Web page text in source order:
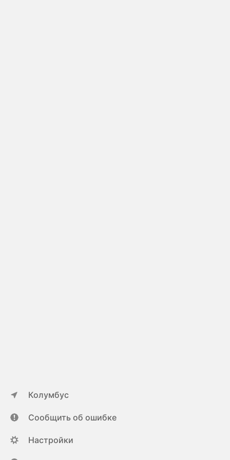
Колумбус
Сообщить об ошибке
Настройки